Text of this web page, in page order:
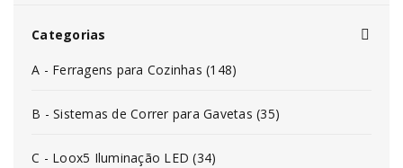
Categorias
A - Ferragens para Cozinhas (148)
B - Sistemas de Correr para Gavetas (35)
C - Loox5 Iluminação LED (34)